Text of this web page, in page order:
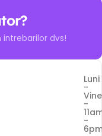
intrebarilor dvs!
Luni
-
-
-